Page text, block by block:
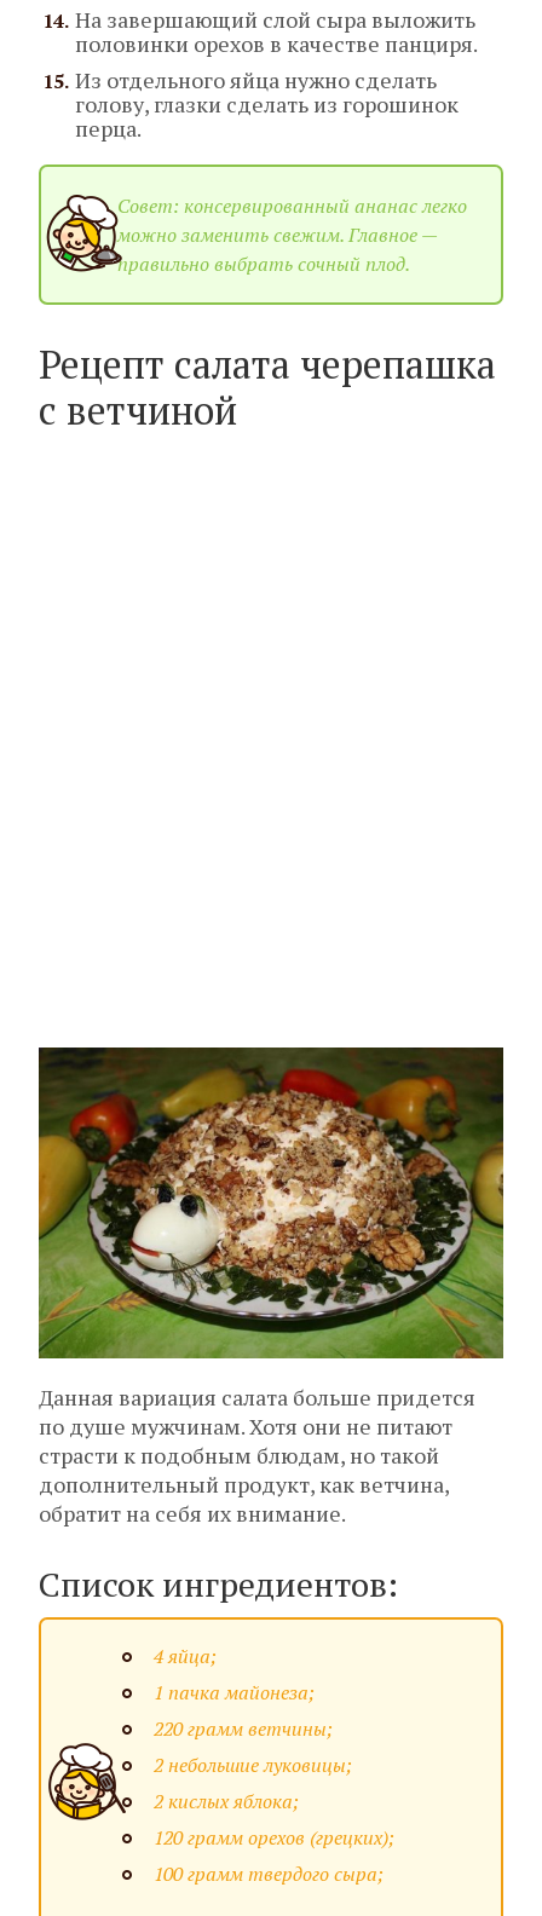
На завершающий слой сыра выложить
половинки орехов в качестве панциря.
Из отдельного яйца нужно сделать
голову, глазки сделать из горошинок
перца.
Совет: консервированный ананас легко
можно заменить свежим. Главное —
правильно выбрать сочный плод.
Рецепт салата черепашка
с ветчиной
Данная вариация салата больше придется
по душе мужчинам. Хотя они не питают
страсти к подобным блюдам, но такой
дополнительный продукт, как ветчина,
обратит на себя их внимание.
Список ингредиентов:
4 яйца;
1 пачка майонеза;
220 грамм ветчины;
2 небольшие луковицы;
2 кислых яблока;
120 грамм орехов (грецких);
100 грамм твердого сыра;